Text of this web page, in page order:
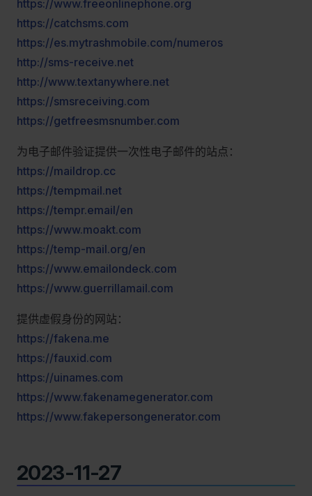
https://www.freeonlinephone.org
https://catchsms.com
https://es.mytrashmobile.com/numeros
http://sms-receive.net
http://www.textanywhere.net
https://smsreceiving.com
https://getfreesmsnumber.com
为电子邮件验证提供一次性电子邮件的站点：
https://maildrop.cc
https://tempmail.net
https://tempr.email/en
https://www.moakt.com
https://temp-mail.org/en
https://www.emailondeck.com
https://www.guerrillamail.com
提供虚假身份的网站：
https://fakena.me
https://fauxid.com
https://uinames.com
https://www.fakenamegenerator.com
https://www.fakepersongenerator.com
2023-11-27